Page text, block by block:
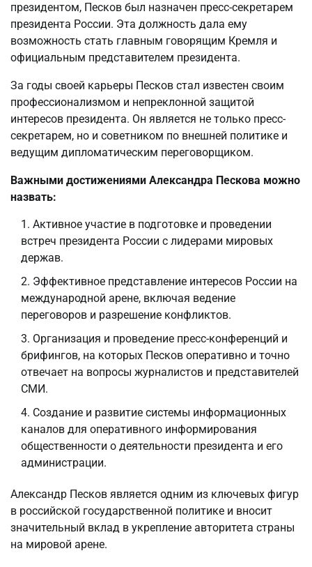
президентом, Песков был назначен пресс-секретарем
президента России. Эта должность дала ему
возможность стать главным говорящим Кремля и
официальным представителем президента.
За годы своей карьеры Песков стал известен своим
профессионализмом и непреклонной защитой
интересов президента. Он является не только пресс-
секретарем, но и советником по внешней политике и
ведущим дипломатическим переговорщиком.
Важными достижениями Александра Пескова можно
назвать:
Активное участие в подготовке и проведении
встреч президента России с лидерами мировых
держав.
Эффективное представление интересов России на
международной арене, включая ведение
переговоров и разрешение конфликтов.
Организация и проведение пресс-конференций и
брифингов, на которых Песков оперативно и точно
отвечает на вопросы журналистов и представителей
СМИ.
Создание и развитие системы информационных
каналов для оперативного информирования
общественности о деятельности президента и его
администрации.
Александр Песков является одним из ключевых фигур
в российской государственной политике и вносит
значительный вклад в укрепление авторитета страны
на мировой арене.